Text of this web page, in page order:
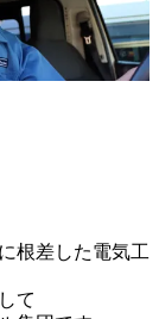
根差した電気工
て